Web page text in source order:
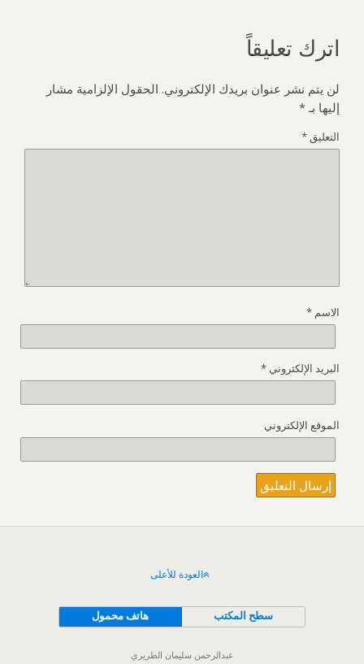
اترك تعليقاً
لن يتم نشر عنوان بريدك الإلكتروني. الحقول الإلزامية مشار
إليها بـ *
التعليق*
الاسم *
البريد الإلكتروني *
الموقع الإلكتروني
العودة للأعلى
هاتف محمول سطح المكتب
عبدالرحمن سليمان الطريري